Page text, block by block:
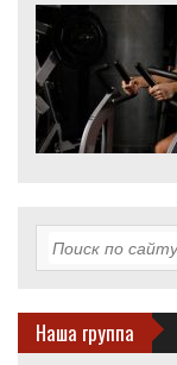
Наша группа